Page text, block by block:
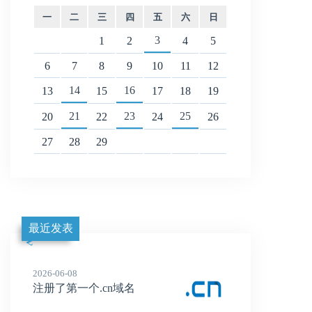
一 二 三 四 五 六 日
1 2 3 4 5
6 7 8 9 10 11 12
13 14 15 16 17 18 19
20 21 22 23 24 25 26
27 28 29
最近发表
2026-06-08
注册了第一个.cn域名